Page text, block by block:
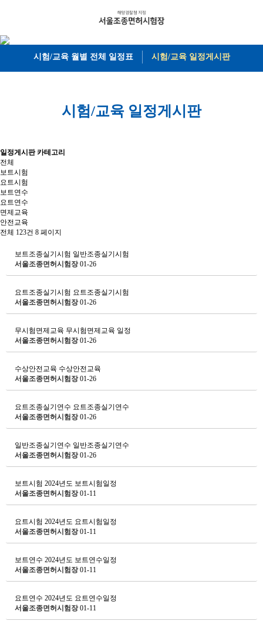
시험/교육 월별 전체 일정표 시험/교육 일정게시판
시험/교육 일정게시판
일정게시판 카테고리
전체
보트시험
요트시험
보트연수
요트연수
면제교육
안전교육
전체 123건 8 페이지
보트조종실기시험 일반조종실기시험
서울조종면허시험장 01-26
요트조종실기시험 요트조종실기시험
서울조종면허시험장 01-26
무시험면제교육 무시험면제교육 일정
서울조종면허시험장 01-26
수상안전교육 수상안전교육
서울조종면허시험장 01-26
요트조종실기연수 요트조종실기연수
서울조종면허시험장 01-26
일반조종실기연수 일반조종실기연수
서울조종면허시험장 01-26
보트시험 2024년도 보트시험일정
서울조종면허시험장 01-11
요트시험 2024년도 요트시험일정
서울조종면허시험장 01-11
보트연수 2024년도 보트연수일정
서울조종면허시험장 01-11
요트연수 2024년도 요트연수일정
서울조종면허시험장 01-11